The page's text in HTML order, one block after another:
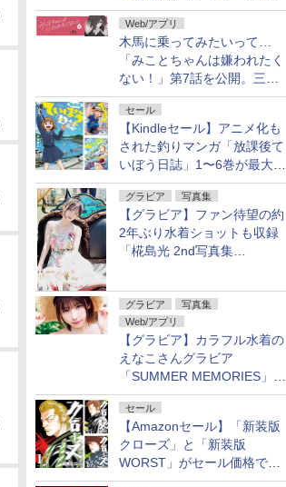
が本日発売！
Web/アプリ
木馬に乗ってみたいって…
「みことちゃんは嫌われたく
ない！」第7話を公開。三角
じゃない方か
セール
【Kindleセール】アニメ化も
された釣りマンガ「放課後て
いぼう日誌」1〜6巻が最大
50％オフのセール中！
グラビア 写真集
【グラビア】ファン待望の約
2年ぶり水着ショットも収録
「椛島光 2nd写真集
グラビア
写真集
Web/アプリ
【グラビア】カラフル水着の
えなこさんグラビア
「SUMMER MEMORIES」を
ヤングアニマルWebで公開中
セール
【Amazonセール】「新装版
クローズ」と「新装版
WORST」がセール価格で販
売中！